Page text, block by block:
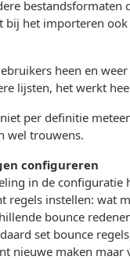
bestandsformaten
bij het importeren
heen en
lijsten, het werkt
per definitie
wel trouwens.
configureren
in de configuratie
regels instellen: wat
bounce
set bounce
nieuwe maken maar